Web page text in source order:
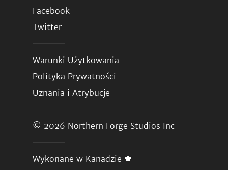
Facebook
Twitter
Warunki Użytkowania
Polityka Prywatności
Uznania i Atrybucje
© 2026 Northern Forge Studios Inc
Wykonane w Kanadzie 🍁